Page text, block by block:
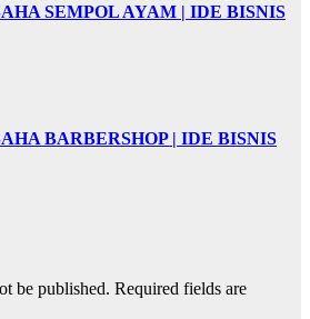
SEMPOL AYAM | IDE BISNIS
BARBERSHOP | IDE BISNIS
be published. Required fields are